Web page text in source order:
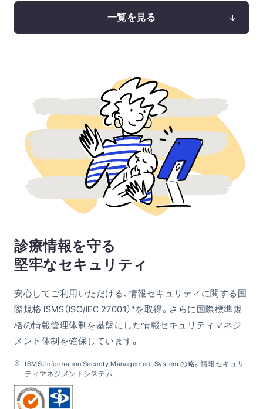
一覧を見る
診療情報を守る
堅牢なセキュリティ
安心してご利用いただける、情報セキュリティに関する国
際規格 ISMS（ISO/IEC 27001）*を取得。さらに国際標準規
格の情報管理体制を基盤にした情報セキュリティマネジ
メント体制を確保しています。
ISMS：Information Security Management System の略。情報セキュリ
ティマネジメントシステム